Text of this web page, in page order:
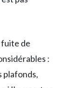
fuite de
:
plafonds,